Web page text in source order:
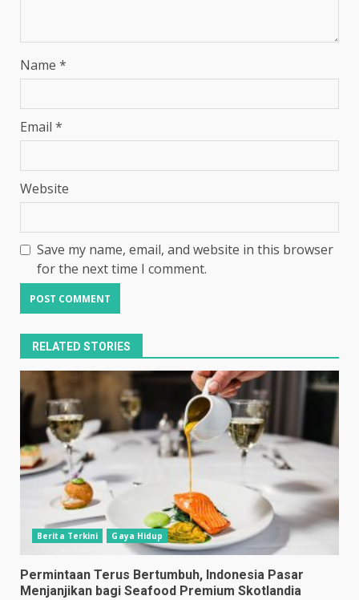
Name *
Email *
Website
Save my name, email, and website in this browser
for the next time I comment.
RELATED STORIES
Berita Terkini Gaya Hidup
Permintaan Terus Bertumbuh, Indonesia Pasar
Menjanjikan bagi Seafood Premium Skotlandia